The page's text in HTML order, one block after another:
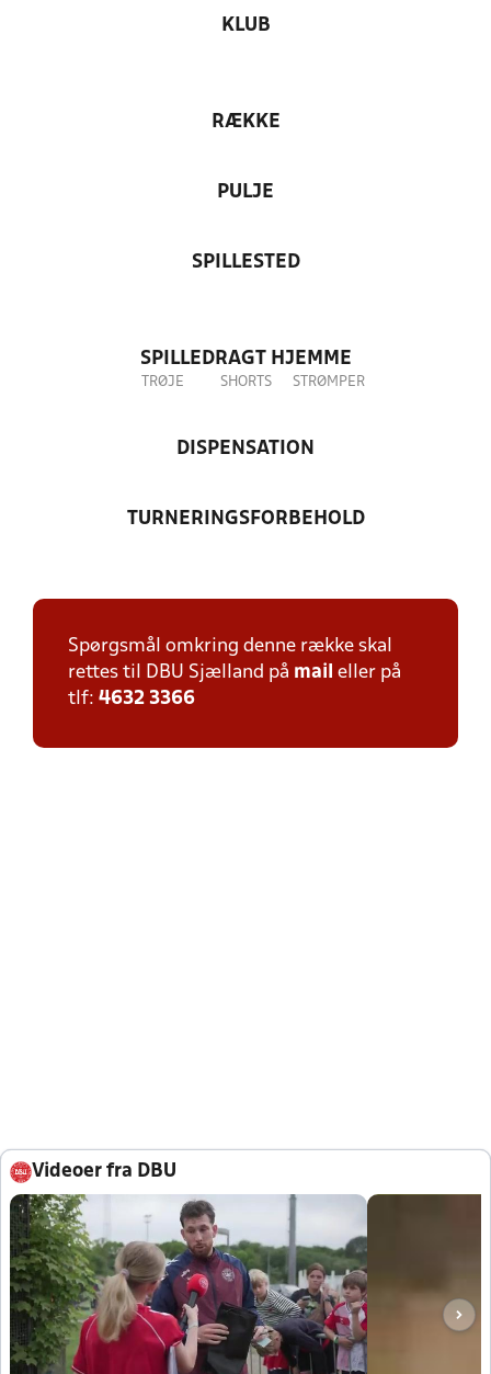
KLUB
RÆKKE
PULJE
SPILLESTED
SPILLEDRAGT HJEMME
TRØJE SHORTS STRØMPER
DISPENSATION
TURNERINGSFORBEHOLD
Spørgsmål omkring denne række skal
rettes til DBU Sjælland på mail eller på
tlf: 4632 3366
Videoer fra DBU